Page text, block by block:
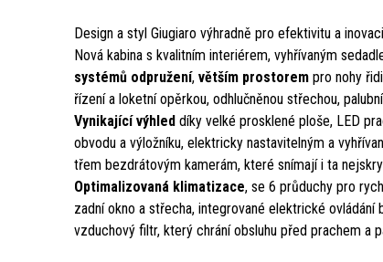
Design a styl Giugiaro výhradně pro efektivitu a
Nová kabina s kvalitním interiérem, vyhřívaným
systémů odpružení, větším prostorempro nohy
řízení a loketní opěrkou, odhlučněnou střechou,
Vynikající výhleddíky velké prosklené ploše, LED
obvodu a výložníku, elektricky nastavitelným a
třem bezdrátovým kamerám, které snímají i ta
Optimalizovaná klimatizace, se 6 průduchy pro
zadní okno a střecha, integrované elektrické ovládání
vzduchový filtr, který chrání obsluhu před prachem a